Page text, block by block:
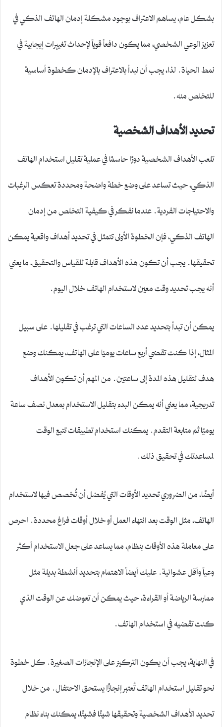
بشكل عام، يساهم الاعتراف بوجود مشكلة إدمان الهاتف الذكي في
تعزيز الوعي الشخصي، مما يكون دافعاً قوياً لإحداث تغييرات إيجابية في
نمط الحياة. لذا، يجب أن نبدأ بالاعتراف بالإدمان كخطوة أساسية
للتخلص منه.
تحديد الأهداف الشخصية
تلعب الأهداف الشخصية دورًا حاسمًا في عملية تقليل استخدام الهاتف
الذكي، حيث تساعد على وضع خطة واضحة ومحددة تعكس الرغبات
والاحتياجات الفردية. عندما نفكر في كيفية التخلص من إدمان
الهاتف الذكي، فإن الخطوة الأولى تتمثل في تحديد أهداف واقعية يمكن
تحقيقها. يجب أن تكون هذه الأهداف قابلة للقياس والتحقيق، ما يعني
أنه يجب تحديد وقت معين لاستخدام الهاتف خلال اليوم.
يمكن أن تبدأ بتحديد عدد الساعات التي ترغب في تقليلها. على سبيل
المثال، إذا كنت تقضي أربع ساعات يوميًا على الهاتف، يمكنك وضع
هدف لتقليل هذه المدة إلى ساعتين. من المهم أن تكون الأهداف
تدريجية، مما يعني أنه يمكن البدء بتقليل الاستخدام بمعدل نصف ساعة
يوميًا ثم متابعة التقدم. يمكنك استخدام تطبيقات تتبع الوقت
لمساعدتك في تحقيق ذلك.
أيضًا، من الضروري تحديد الأوقات التي يُفضل أن تُخصص فيها لاستخدام
الهاتف، مثل الوقت بعد انتهاء العمل أو خلال أوقات فراغ محددة. احرص
على معاملة هذه الأوقات بنظام، مما يساعد على جعل الاستخدام أكثر
وعياً وأقل عشوائية. عليك أيضاً الاهتمام بتحديد أنشطة بديلة مثل
ممارسة الرياضة أو القراءة، حيث يمكن أن تعوضك عن الوقت الذي
كنت تقضيه في استخدام الهاتف.
في النهاية، يجب أن يكون التركيز على الإنجازات الصغيرة. كل خطوة
نحو تقليل استخدام الهاتف تُعتبر إنجازًا يستحق الاحتفال. من خلال
تحديد الأهداف الشخصية وتحقيقها شيئًا فشيئًا، يمكنك بناء نظام